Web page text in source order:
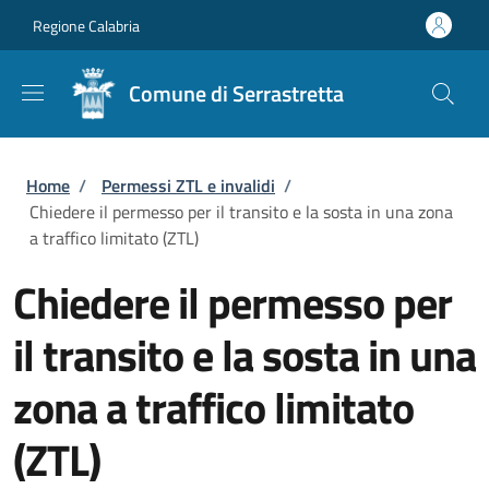
Regione Calabria
Comune di Serrastretta
Briciole di pane
Home / Permessi ZTL e invalidi /
Chiedere il permesso per il transito e la sosta in una zona
a traffico limitato (ZTL)
Chiedere il permesso per
il transito e la sosta in una
zona a traffico limitato
(ZTL)